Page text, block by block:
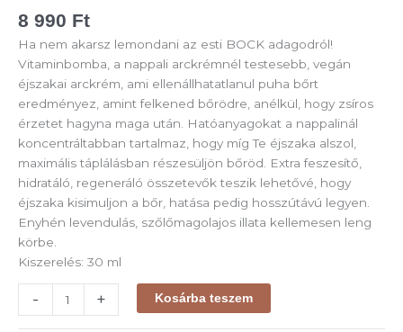
5.00az 5-
értékelés
alapján
8 990 Ft
Ha nem akarsz lemondani az esti BOCK adagodról!
Vitaminbomba, a nappali arckrémnél testesebb, vegán
éjszakai arckrém, ami ellenállhatatlanul puha bőrt
eredményez, amint felkened bőrödre, anélkül, hogy zsíros
érzetet hagyna maga után. Hatóanyagokat a nappalinál
koncentráltabban tartalmaz, hogy míg Te éjszaka alszol,
maximális táplálásban részesüljön bőröd. Extra feszesítő,
hidratáló, regeneráló összetevők teszik lehetővé, hogy
éjszaka kisimuljon a bőr, hatása pedig hosszútávú legyen.
Enyhén levendulás, szőlőmagolajos illata kellemesen leng
körbe.
Kiszerelés: 30 ml
- + Kosárba teszem